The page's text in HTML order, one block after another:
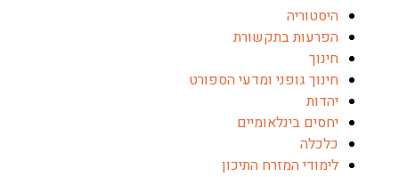
היסטוריה
הפרעות בתקשורת
חינוך גופני ומדעי הספורט
יחסים בינלאומיים
כלכלה
לימודי המזרח התיכון